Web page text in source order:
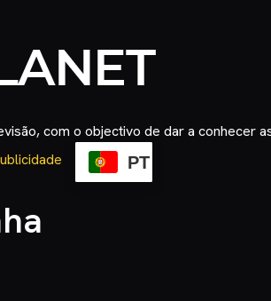
com o objectivo de dar a conhecer
PT